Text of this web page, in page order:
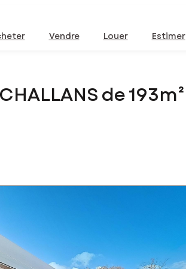
Vendre Louer Estimer
de 193m²